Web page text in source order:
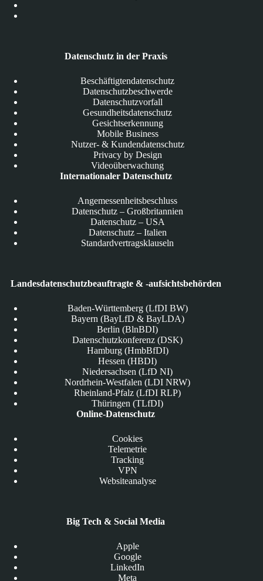
Datenschutz in der Praxis
Beschäftigtendatenschutz
Datenschutzbeschwerde
Datenschutzvorfall
Gesundheitsdatenschutz
Gesichtserkennung
Mobile Business
Nutzer- & Kundendatenschutz
Privacy by Design
Videoüberwachung
Internationaler Datenschutz
Angemessenheitsbeschluss
Datenschutz – Großbritannien
Datenschutz – USA
Datenschutz – Italien
Standardvertragsklauseln
Landesdatenschutzbeauftragte & -aufsichtsbehörden
Baden-Württemberg (LfDI BW)
Bayern (BayLfD & BayLDA)
Berlin (BlnBDI)
Datenschutzkonferenz (DSK)
Hamburg (HmbBfDI)
Hessen (HBDI)
Niedersachsen (LfD NI)
Nordrhein-Westfalen (LDI NRW)
Rheinland-Pfalz (LfDI RLP)
Thüringen (TLfDI)
Online-Datenschutz
Cookies
Telemetrie
Tracking
VPN
Websiteanalyse
Big Tech & Social Media
Apple
Google
LinkedIn
Meta